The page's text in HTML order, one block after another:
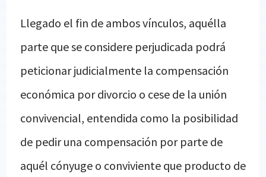
Llegado el fin de ambos vínculos, aquélla
parte que se considere perjudicada podrá
peticionar judicialmente la compensación
económica por divorcio o cese de la unión
convivencial, entendida como la posibilidad
de pedir una compensación por parte de
aquél cónyuge o conviviente que producto de